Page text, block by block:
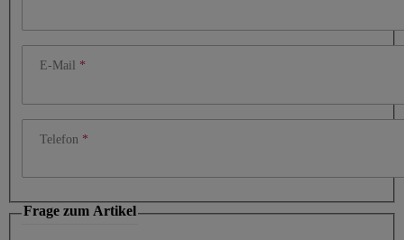
E-Mail
Telefon
Frage zum Artikel